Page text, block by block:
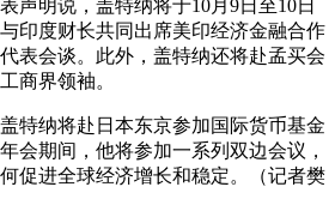
明说，盖特纳将于10月9日至10日
印度财长共同出席美印经济金融合作
表会谈。此外，盖特纳还将赴孟买会
商界领袖。
纳将赴日本东京参加国际货币基金
会期间，他将参加一系列双边会议，
促进全球经济增长和稳定。（记者樊